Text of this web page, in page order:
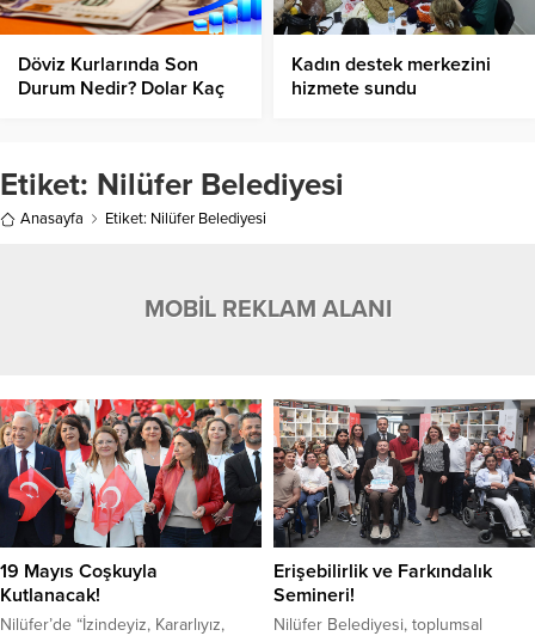
Döviz Kurlarında Son
Durum Nedir? Dolar Kaç
Kadın destek merkezini
hizmete sundu
Etiket: Nilüfer Belediyesi
Anasayfa Etiket: Nilüfer Belediyesi
MOBİL REKLAM ALANI
19 Mayıs Coşkuyla
Kutlanacak!
Nilüfer’de “İzindeyiz, Kararlıyız,
Erişebilirlik ve Farkındalık
Semineri!
Nilüfer Belediyesi, toplumsal